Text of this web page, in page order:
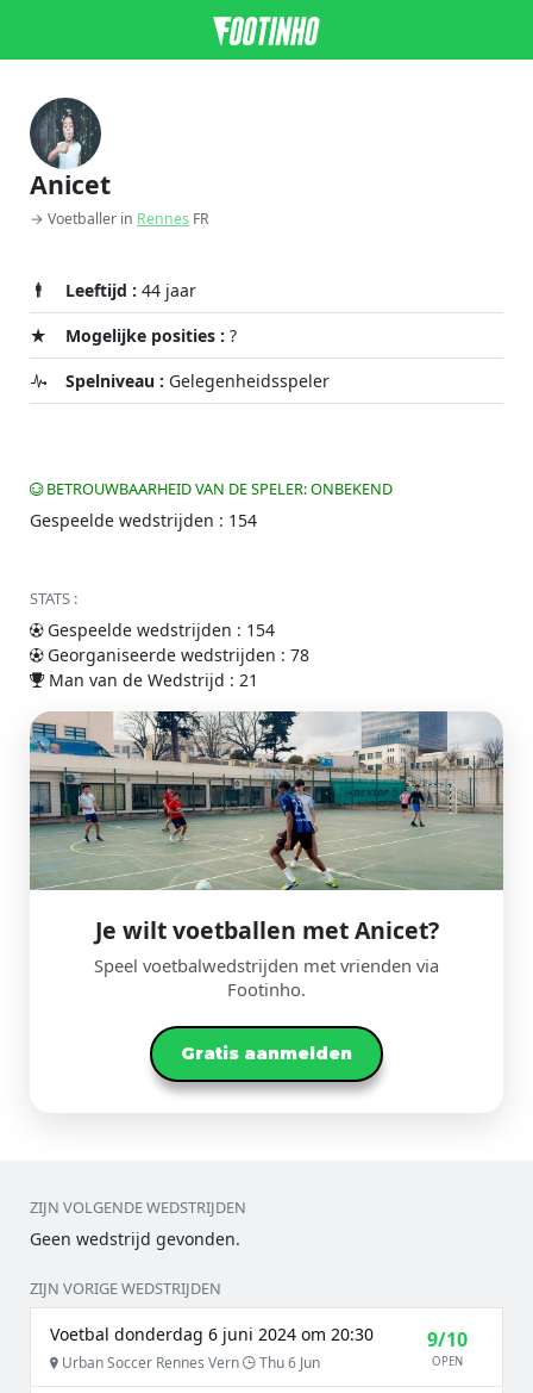
Anicet
→ Voetballer in Rennes FR
Leeftijd : 44 jaar
Mogelijke posities : ?
Spelniveau : Gelegenheidsspeler
BETROUWBAARHEID VAN DE SPELER: ONBEKEND
Gespeelde wedstrijden : 154
STATS :
Gespeelde wedstrijden : 154
Georganiseerde wedstrijden : 78
Man van de Wedstrijd : 21
Je wilt voetballen met Anicet?
Speel voetbalwedstrijden met vrienden via
Footinho.
Gratis aanmelden
ZIJN VOLGENDE WEDSTRIJDEN
Geen wedstrijd gevonden.
ZIJN VORIGE WEDSTRIJDEN
Voetbal donderdag 6 juni 2024 om 20:30
Urban Soccer Rennes Vern Thu 6 Jun
9/10
OPEN